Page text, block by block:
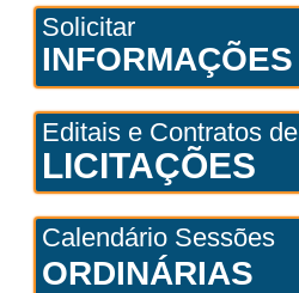
Solicitar
INFORMAÇÕES
Editais e Contratos de
LICITAÇÕES
Calendário Sessões
ORDINÁRIAS